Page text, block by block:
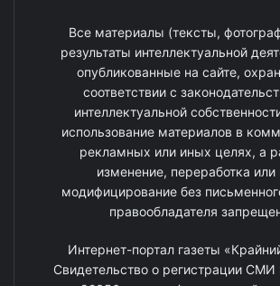
Все материалы (тексты,
результаты интеллектуальной
опубликованные на сайте,
соответствии с
интеллектуальной
использование материалов в
рекламных или иных целях, а
изменение, переработка или
модифицирование без
правообладателя
Интернет-портал газеты
Свидетельство о регистрации